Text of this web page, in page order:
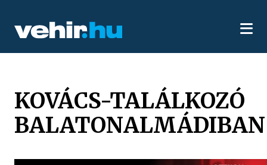
KOVÁCS-TALÁLKOZÓ
BALATONALMÁDIBAN